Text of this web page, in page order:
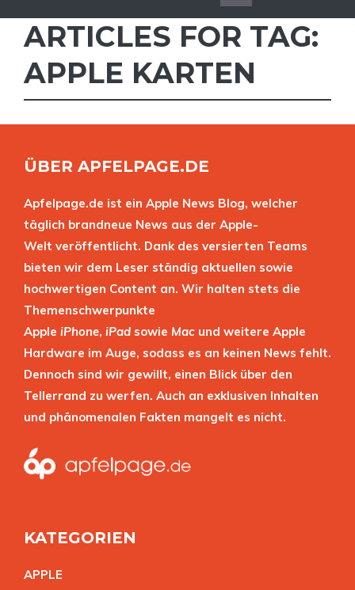
ARTICLES FOR TAG:
APPLE KARTEN
ÜBER APFELPAGE.DE
Apfelpage.de ist ein Apple News Blog, welcher
täglich brandneue News aus der Apple-
Welt veröffentlicht. Dank des versierten Teams
bieten wir dem Leser ständig aktuellen sowie
hochwertigen Content an. Wir halten stets die
Themenschwerpunkte
Apple iPhone, iPad sowie Mac und weitere Apple
Hardware im Auge, sodass es an keinen News fehlt.
Dennoch sind wir gewillt, einen Blick über den
Tellerrand zu werfen. Auch an exklusiven Inhalten
und phänomenalen Fakten mangelt es nicht.
KATEGORIEN
APPLE